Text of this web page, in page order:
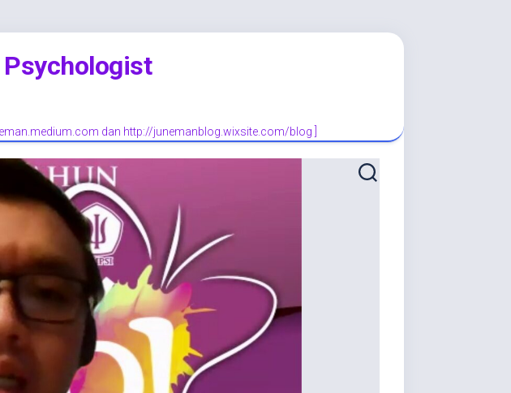
dan http://junemanblog.wixsite.com/blog ]